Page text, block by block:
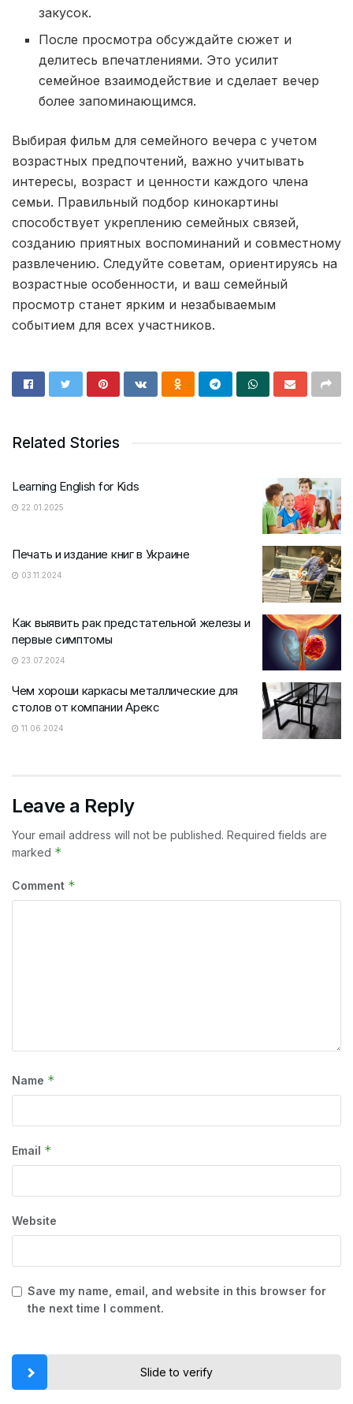
закусок.
После просмотра обсуждайте сюжет и
делитесь впечатлениями. Это усилит
семейное взаимодействие и сделает вечер
более запоминающимся.
Выбирая фильм для семейного вечера с учетом
возрастных предпочтений, важно учитывать
интересы, возраст и ценности каждого члена
семьи. Правильный подбор кинокартины
способствует укреплению семейных связей,
созданию приятных воспоминаний и совместному
развлечению. Следуйте советам, ориентируясь на
возрастные особенности, и ваш семейный
просмотр станет ярким и незабываемым
событием для всех участников.
Related Stories
Learning English for Kids
22.01.2025
Печать и издание книг в Украине
03.11.2024
Как выявить рак предстательной железы и
первые симптомы
23.07.2024
Чем хороши каркасы металлические для
столов от компании Арекс
11.06.2024
Leave a Reply
Your email address will not be published. Required fields are
marked *
Comment *
Name *
Email *
Website
Save my name, email, and website in this browser for
the next time I comment.
Slide to verify